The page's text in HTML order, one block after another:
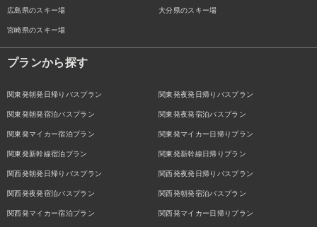
広島県のスキー場 大分県のスキー場
宮崎県のスキー場
プランから探す
関東発朝発日帰りバスプラン 関東発夜発日帰りバスプラン
関東発朝発宿泊バスプラン 関東発夜発宿泊バスプラン
関東発マイカー宿泊プラン 関東発マイカー日帰りプラン
関東発新幹線宿泊プラン 関東発新幹線日帰りプラン
関西発朝発日帰りバスプラン 関西発夜発日帰りバスプラン
関西発夜発宿泊バスプラン 関西発朝発宿泊バスプラン
関西発マイカー宿泊プラン 関西発マイカー日帰りプラン